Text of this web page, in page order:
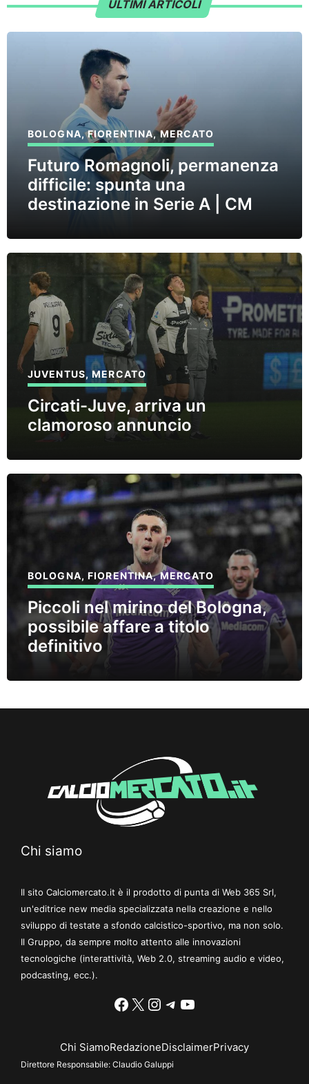
ULTIMI ARTICOLI
BOLOGNA,FIORENTINA,MERCATO
Futuro Romagnoli, permanenza
difficile: spunta una
destinazione in Serie A | CM
JUVENTUS,MERCATO
Circati-Juve, arriva un
clamoroso annuncio
BOLOGNA,FIORENTINA,MERCATO
Piccoli nel mirino del Bologna,
possibile affare a titolo
definitivo
Chi siamo
Il sito Calciomercato.it è il prodotto di punta di Web 365 Srl,
un'editrice new media specializzata nella creazione e nello
sviluppo di testate a sfondo calcistico-sportivo, ma non solo.
Il Gruppo, da sempre molto attento alle innovazioni
tecnologiche (interattività, Web 2.0, streaming audio e video,
podcasting, ecc.).
Facebook
X Instagram
Telegram
YouTube
Chi SiamoRedazioneDisclaimerPrivacy
Direttore Responsabile: Claudio Galuppi